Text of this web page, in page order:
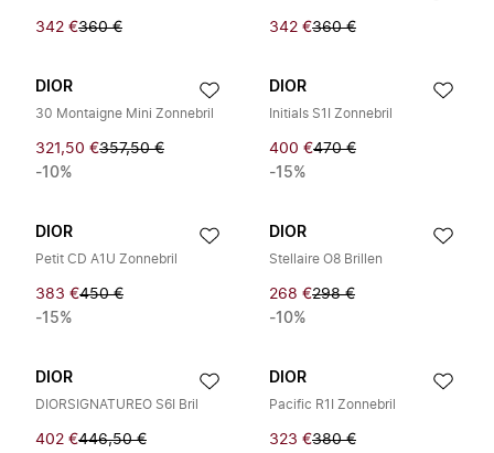
342 €360 € 342 €360 €
DIOR
30 Montaigne Mini Zonnebril
321,50 €357,50 €
-10%
DIOR
Initials S1I Zonnebril
400 €470 €
-15%
DIOR
Petit CD A1U Zonnebril
383 €450 €
-15%
DIOR
Stellaire O8 Brillen
268 €298 €
-10%
DIOR
DIORSIGNATUREO S6I Bril
402 €446,50 €
DIOR
Pacific R1I Zonnebril
323 €380 €